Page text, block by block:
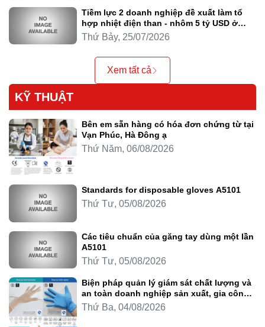
Tiềm lực 2 doanh nghiệp đề xuất làm tổ
hợp nhiệt điện than - nhôm 5 tỷ USD ở
Lâm Đồng
Thứ Bảy, 25/07/2026
Xem tất cả
KỸ THUẬT
Bên em sẵn hàng có hóa đơn chứng từ tại
Vạn Phúc, Hà Đông ạ
Thứ Năm, 06/08/2026
Standards for disposable gloves A5101
Thứ Tư, 05/08/2026
Các tiêu chuẩn của găng tay dùng một lần
A5101
Thứ Tư, 05/08/2026
Biện pháp quản lý giám sát chất lượng và
an toàn doanh nghiệp sản xuất, gia công
thực phẩm
Thứ Ba, 04/08/2026